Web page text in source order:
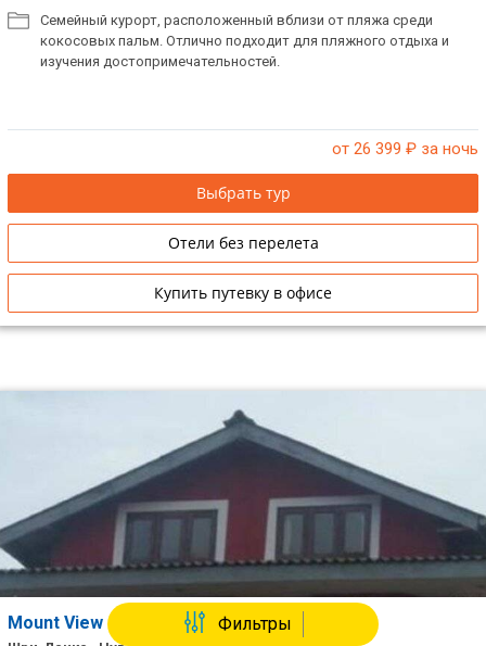
Семейный курорт, расположенный вблизи от пляжа среди
кокосовых пальм. Отлично подходит для пляжного отдыха и
изучения достопримечательностей.
от 26 399 ₽ за ночь
Выбрать тур
Отели без перелета
Купить путевку в офисе
Mount View Cottage Black Pool
Фильтры